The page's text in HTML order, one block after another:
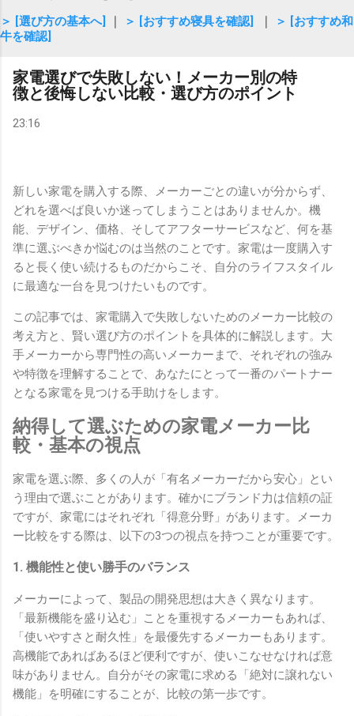
＞ [選び方の基本へ]
＞ [おすすめ寝具を確認]
＞ [おすすめ和
牛を確認]
家電選びで失敗しない！メーカー別の特
徴と後悔しない比較・選び方のポイント
23:16
新しい家電を購入する際、メーカーごとの違いが分からず、
どれを選べば良いか迷ってしまうことはありませんか。機
能、デザイン、価格、そしてアフターサービスなど、何を基
準に選ぶべきか悩むのは当然のことです。家電は一度購入す
ると長く使い続けるものだからこそ、自分のライフスタイル
に最適な一台を見つけたいものです。
この記事では、家電購入で失敗しないためのメーカー比較の
考え方と、賢い選び方のポイントを具体的に解説します。大
手メーカーから専門性の高いメーカーまで、それぞれの強み
や特徴を理解することで、あなたにとって一番のパートナー
となる家電を見つける手助けをします。
納得して選ぶための家電メーカー比
較・基本の視点
家電を選ぶ際、多くの人が「有名メーカーだから安心」とい
う理由で選ぶことがあります。確かにブランド力は信頼の証
ですが、家電にはそれぞれ「得意分野」があります。メーカ
ー比較をする際は、以下の3つの視点を持つことが重要です。
1. 機能性と使い勝手のバランス
メーカーによって、製品の開発思想は大きく異なります。
「最新機能を盛り込む」ことを重視するメーカーもあれば、
「使いやすさと耐久性」を最優先するメーカーもあります。
高機能であればあるほど便利ですが、使いこなせなければ意
味がありません。自分がその家電に求める「絶対に譲れない
機能」を明確にすることが、比較の第一歩です。